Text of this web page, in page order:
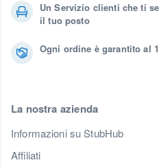
Un Servizio clienti che ti
il tuo posto
Ogni ordine è garantito al
La nostra azienda
Informazioni su StubHub
Affiliati